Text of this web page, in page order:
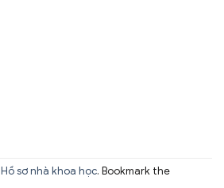
Hồ sơ nhà khoa học. Bookmark the